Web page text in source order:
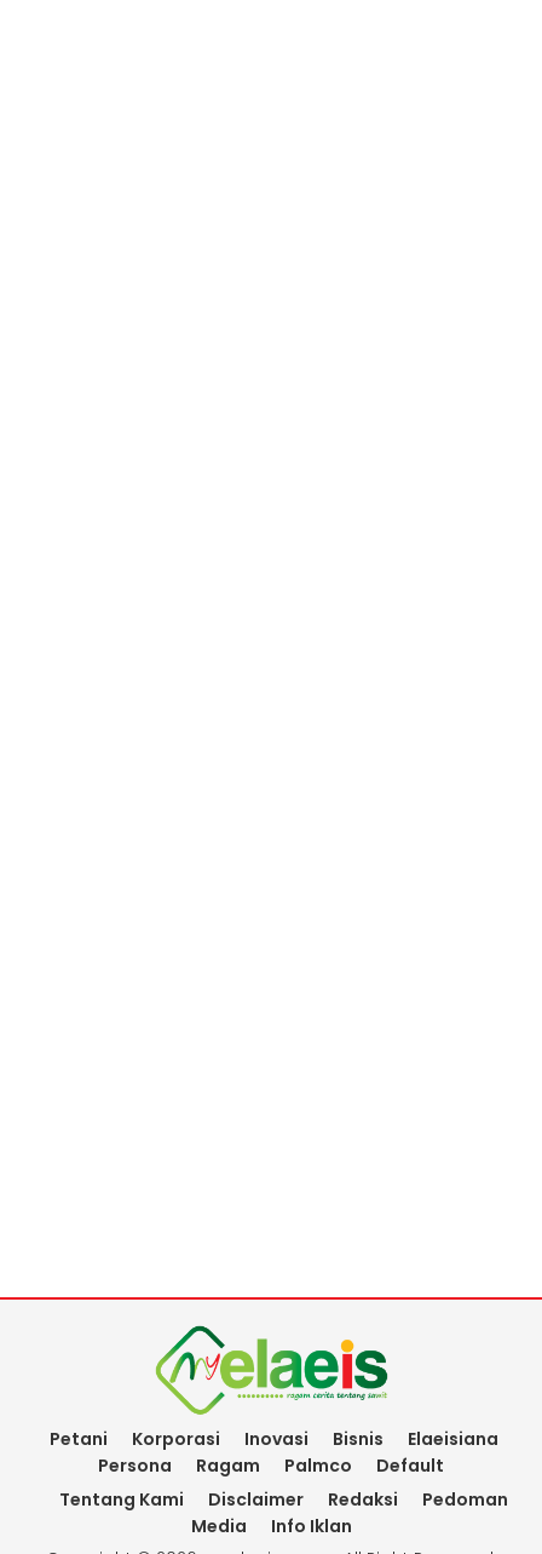
Petani Korporasi Inovasi Bisnis
Elaeisiana
Persona
Ragam Palmco
Default
Tentang Kami
Disclaimer Redaksi
Pedoman
Media
Info Iklan